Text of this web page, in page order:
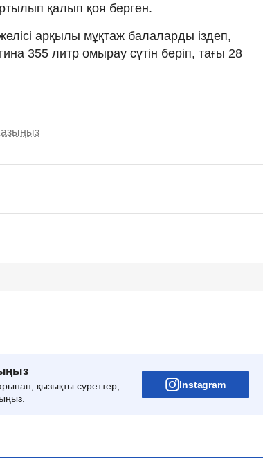
қалып қоя берген.
арқылы мұқтаж балаларды іздеп,
355 литр омырау сүтін беріп, тағы 28
қызықты суреттер,
Instagram